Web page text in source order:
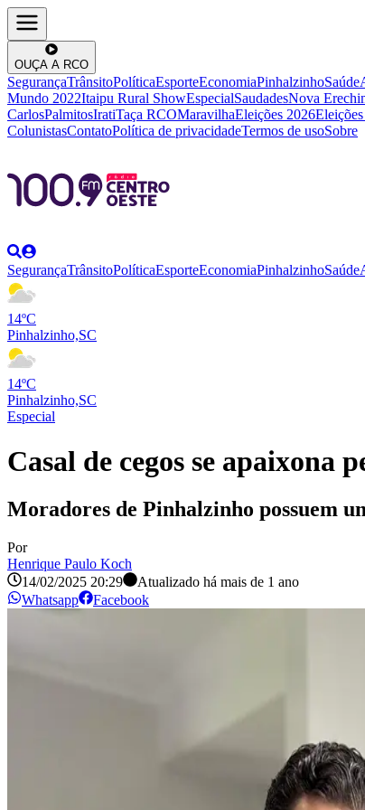
OUÇA A RCO
SegurançaTrânsitoPolíticaEsporteEconomiaPinhalzinhoSaúde
Mundo 2022Itaipu Rural ShowEspecialSaudadesNova
CarlosPalmitosIratiTaça RCOMaravilhaEleições 2026
ColunistasContatoPolítica de privacidadeTermos de usoSobre
SegurançaTrânsitoPolíticaEsporteEconomiaPinhalzinhoSaúde
14ºC
Pinhalzinho,SC
14ºC
Pinhalzinho,SC
Especial
Casal de cegos se apaixona
Moradores de Pinhalzinho possuem
Por
Henrique Paulo Koch
14/02/2025 20:29
Atualizado há mais de 1 ano
Whatsapp
Facebook